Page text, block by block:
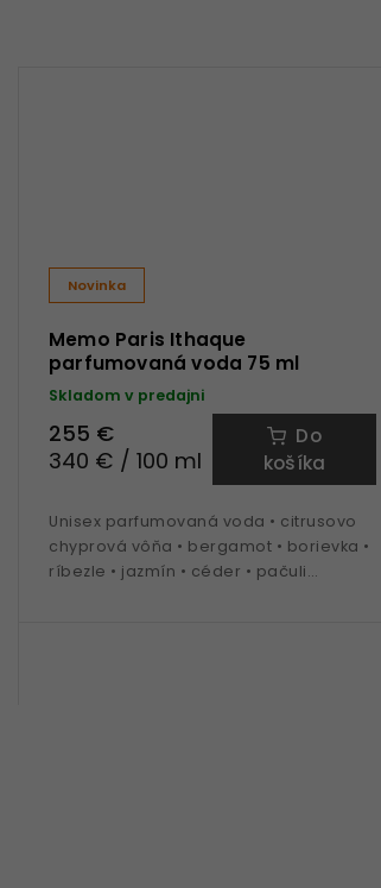
Novinka
Memo Paris Ithaque
parfumovaná voda 75 ml
Skladom v predajni
255 €
340 € / 100 ml
Do
košíka
Unisex parfumovaná voda • citrusovo
chyprová vôňa • bergamot • borievka •
ríbezle • jazmín • céder • pačuli